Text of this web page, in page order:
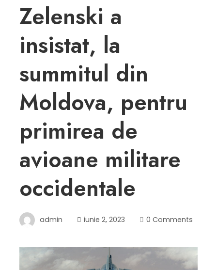
Zelenski a
insistat, la
summitul din
Moldova, pentru
primirea de
avioane militare
occidentale
admin iunie 2, 2023 0 Comments